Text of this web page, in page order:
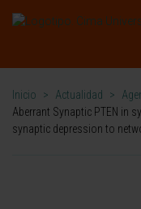
Inicio > Actualidad >
Aberrant Synaptic PTEN in
synaptic depression to